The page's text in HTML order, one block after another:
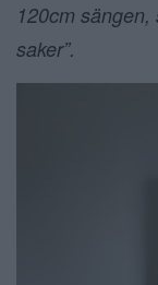
120cm
saker”.